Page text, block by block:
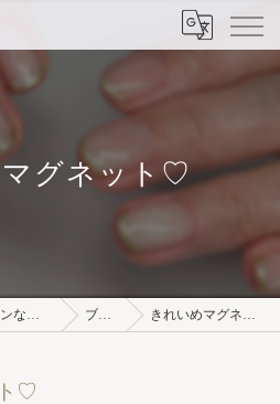
マグネット♡
富山県富山市のネイルサロンならNail REVE ブログ きれいめマグネット♡
♡